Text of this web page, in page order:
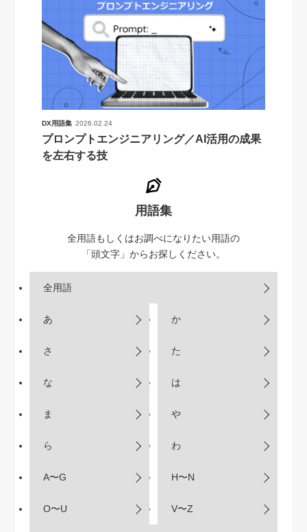
DX用語集 2026.02.24
プロンプトエンジニアリング／AI活用の成果
を左右する技
用語集
全用語もしくはお調べになりたい用語の
「頭文字」からお探しください。
全用語
あ か
さ た
な は
ま や
ら わ
A〜G H〜N
O〜U V〜Z